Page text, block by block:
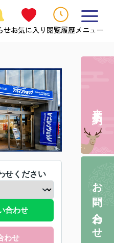
せお気に入り 閲覧履歴メニュー
せください
合わせ
わせ
お問い合わせ